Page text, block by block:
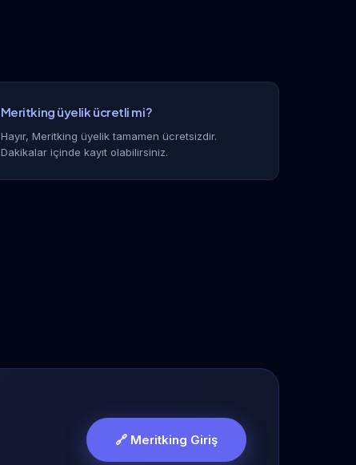
Meritking üyelik ücretli mi?
Hayır, Meritking üyelik tamamen ücretsizdir.
Dakikalar içinde kayıt olabilirsiniz.
🔗 Meritking Giriş